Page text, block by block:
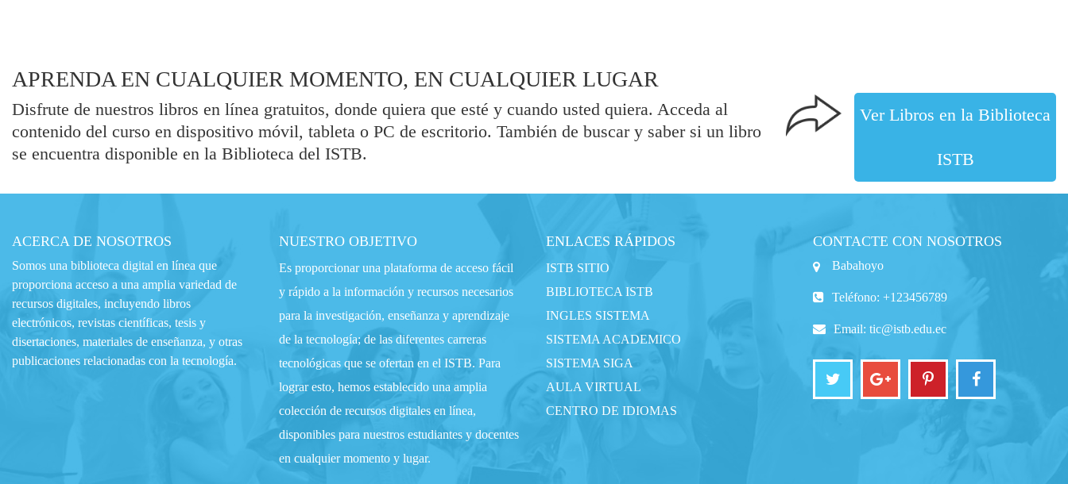
APRENDA EN CUALQUIER MOMENTO, EN CUALQUIER LUGAR
Disfrute de nuestros libros en línea gratuitos, donde quiera que esté y cuando usted quiera. Acceda al
contenido del curso en dispositivo móvil, tableta o PC de escritorio. También de buscar y saber si un libro
se encuentra disponible en la Biblioteca del ISTB.
Ver Libros en la Biblioteca
ISTB
ACERCA DE NOSOTROS
Somos una biblioteca digital en línea que
proporciona acceso a una amplia variedad de
recursos digitales, incluyendo libros
electrónicos, revistas científicas, tesis y
disertaciones, materiales de enseñanza, y otras
publicaciones relacionadas con la tecnología.
NUESTRO OBJETIVO
Es proporcionar una plataforma de acceso fácil
y rápido a la información y recursos necesarios
para la investigación, enseñanza y aprendizaje
de la tecnología; de las diferentes carreras
tecnológicas que se ofertan en el ISTB. Para
lograr esto, hemos establecido una amplia
colección de recursos digitales en línea,
disponibles para nuestros estudiantes y docentes
en cualquier momento y lugar.
ENLACES RÁPIDOS
ISTB SITIO
BIBLIOTECA ISTB
INGLES SISTEMA
SISTEMA ACADEMICO
SISTEMA SIGA
AULA VIRTUAL
CENTRO DE IDIOMAS
CONTACTE CON NOSOTROS
Babahoyo
Teléfono: +123456789
Email: tic@istb.edu.ec